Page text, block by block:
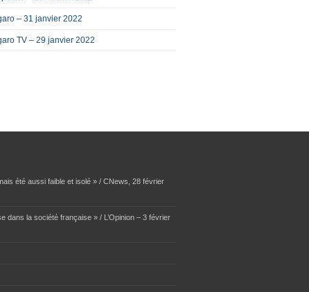
– 31 janvier 2022
TV – 29 janvier 2022
été aussi faible et isolé » / CNews, 28 février
dans la société française » / L’Opinion – 3 février